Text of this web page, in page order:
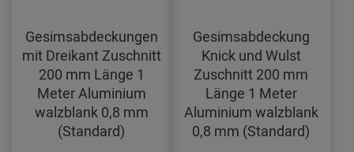
Gesimsabdeckungen
mit Dreikant Zuschnitt
200 mm Länge 1
Meter Aluminium
walzblank 0,8 mm
(Standard)
Gesimsabdeckung
Knick und Wulst
Zuschnitt 200 mm
Länge 1 Meter
Aluminium walzblank
0,8 mm (Standard)